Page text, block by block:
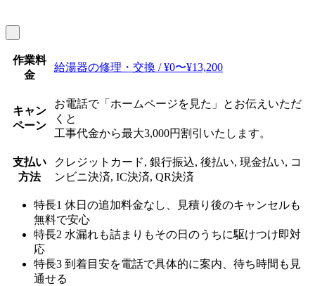
作業料
金
給湯器の修理・交換 / ¥0〜¥13,200
キャン
ペーン
お電話で「ホームページを見た」とお伝えいただ
くと
工事代金から最大3,000円割引いたします。
支払い
方法
クレジットカード, 銀行振込, 後払い, 現金払い, コ
ンビニ決済, IC決済, QR決済
特長1 休日の追加料金なし、見積り後のキャンセルも
無料で安心
特長2 水漏れも詰まりもその日のうちに駆けつけ即対
応
特長3 到着目安を電話で具体的に案内、待ち時間も見
通せる